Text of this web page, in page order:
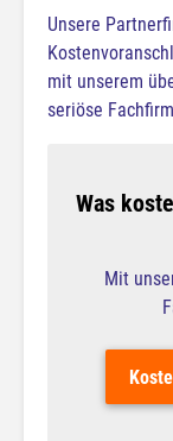
Unsere
mit unserem
seriöse
Was
Mit